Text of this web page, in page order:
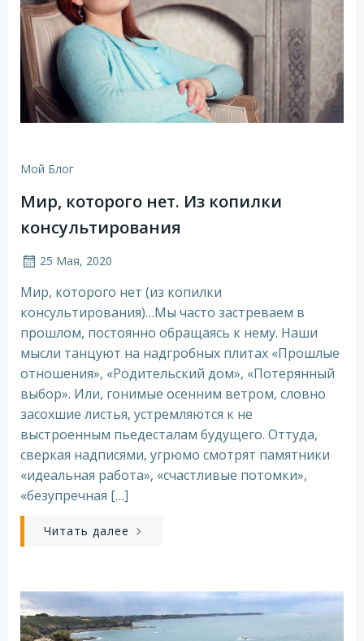
Мой Блог
Мир, которого нет. Из копилки
консультирования
25 Мая, 2020
Мир, которого нет (из копилки
консультирования)…Мы часто застреваем в
прошлом, постоянно обращаясь к нему. Наши
мысли танцуют на надгробных плитах «Прошлые
отношения», «Родительский дом», «Потерянный
выбор». Или, гонимые осенним ветром, словно
засохшие листья, устремляются к не
выстроенным пьедесталам будущего. Оттуда,
сверкая надписями, угрюмо смотрят памятники
«идеальная работа», «счастливые потомки»,
«безупречная […]
Читать далее